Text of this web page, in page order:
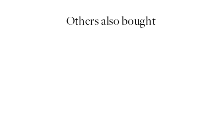
Others also bought